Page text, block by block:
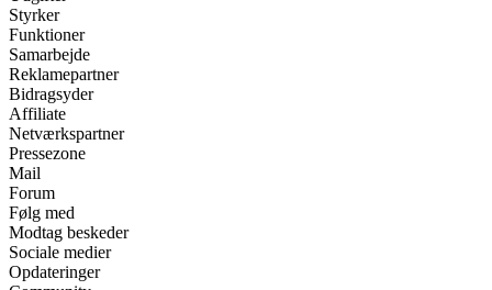
Styrker
Funktioner
Samarbejde
Reklamepartner
Bidragsyder
Affiliate
Netværkspartner
Pressezone
Mail
Forum
Følg med
Modtag beskeder
Sociale medier
Opdateringer